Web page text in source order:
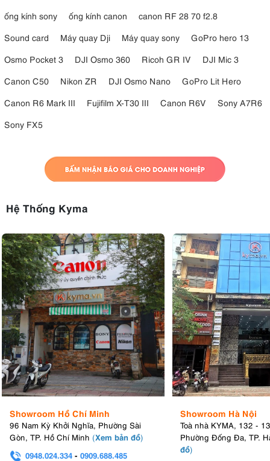
ống kính sony
ống kính canon
canon RF 28 70 f2.8
Sound card
Máy quay Dji Máy quay sony
GoPro hero 13
Osmo Pocket 3
DJI Osmo 360 Ricoh GR IV
DJI Mic 3
Canon C50
Nikon ZR DJI Osmo Nano
GoPro Lit Hero
Canon R6 Mark III
Fujifilm X-T30 III Canon R6V
Sony A7R6
Sony FX5
Hệ Thống Kyma
Showroom Hồ Chí Minh
96 Nam Kỳ Khởi Nghĩa, Phường Sài
Gòn, TP. Hồ Chí Minh (Xem bản đồ)
0948.024.334 - 0909.688.485
Showroom Hà Nội
Toà nhà KYMA, 132 -
Phường Đống Đa, TP.
đồ)